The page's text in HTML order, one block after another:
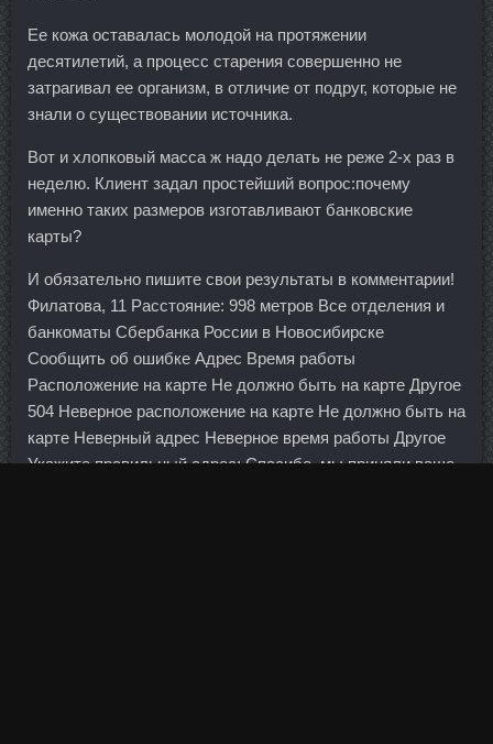
Ее кожа оставалась молодой на протяжении
десятилетий, а процесс старения совершенно не
затрагивал ее организм, в отличие от подруг, которые не
знали о существовании источника.
Вот и хлопковый масса ж надо делать не реже 2-х раз в
неделю. Клиент задал простейший вопрос:почему
именно таких размеров изготавливают банковские
карты?
И обязательно пишите свои результаты в комментарии!
Филатова, 11 Расстояние: 998 метров Все отделения и
банкоматы Сбербанка России в Новосибирске
Сообщить об ошибке Адрес Время работы
Расположение на карте Не должно быть на карте Другое
504 Неверное расположение на карте Не должно быть на
карте Неверный адрес Неверное время работы Другое
Укажите правильный адрес: Спасибо, мы приняли ваше